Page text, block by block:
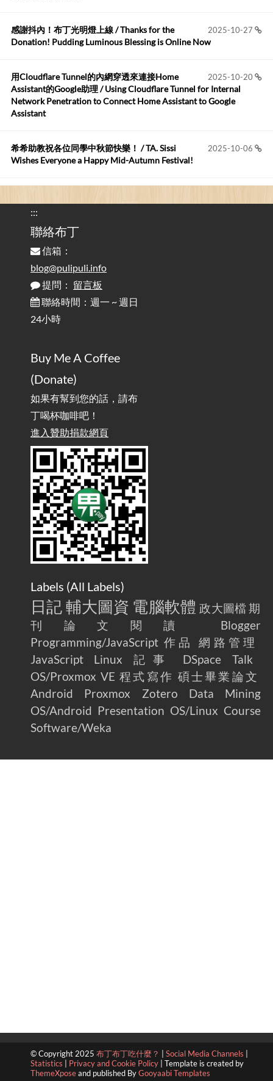
https://github.com/t...
布丁布丁吃布丁:
我目前並沒有常駐的Google Home...
2026-05-15
Robertmycs:
這篇WinXP公用電腦安裝與優化的步驟超...
您好,首先肯定感謝您造福許多莘莘學子。有...
2025-10-27
感謝抖內！布丁光明燈上線 / Thanks for the
Donation! Pudding Luminous Blessing is Online Now
2025-10-20
用Cloudflare Tunnel的內網穿透來連接Home
Assistant的Google助理 / Using Cloudflare Tunnel for Internal
Network Penetration to Connect Home Assistant to Google
Assistant
2025-10-06
希希助教祝各位同學中秋節快樂！ / TA. Sissi
Wishes Everyone a Happy Mid-Autumn Festival!
的問題 / Are You Tired of Looking at the Computer? Pay More
Attention to Glare Than the Screen
為何桌前打字總是腰痠背痛？桌子高度和螢幕高度
對人體工學的影響 / The Effect of Desk and Monitor Height on
Ergonomics: Why Does Typing at a Desk Often Lead to Back Pain?
行動網路無法連線？三星手機簡易解決方案
/ Mobile Network Not Connecting? Easy Solutions for Samsung
實作相容OpenAI API，但背後不是OpenAI的API服
務 / Implementing OpenAI API-Compatible Services, But Not
Powered by OpenAI
雜談：生活小技巧之用魔鬼氈避免機車鑰匙脫落吧
/ Talk: Use Velcro to Prevent Your Motorcycle Key From Falling
AdGuard Home不只是拿來擋廣告/ AdGuard
Home Is More Than Just an Ad Blocker
:::
聯絡布丁
信箱：
blog@pulipuli.info
提問： 留言板
聯絡時間：週一 ~ 週日
24小時
Buy Me A Coffee
(Donate)
如果有幫到您的話，請布
丁喝杯咖啡吧！
進入贊助捐款網頁
Labels (All Labels)
日記 輔大圖資 電腦軟體 政大圖檔 期
刊論文閱讀
Blogger
Programming/JavaScript 作品
網路管理
JavaScript
Linux 記事 DSpace
Talk
OS/Proxmox VE 程式寫作 碩士畢業論文
Android
Proxmox Zotero
Data Mining
OS/Android Presentation OS/Linux Course
Software/Weka
© Copyright 2025 布丁布丁吃什麼？ Social Media Channels
Statistics
Privacy and Cookie Policy
Template is created by
ThemeXposeand published ByGooyaabi Templates